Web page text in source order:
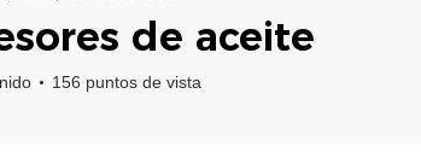
de aceite
156 puntos de vista